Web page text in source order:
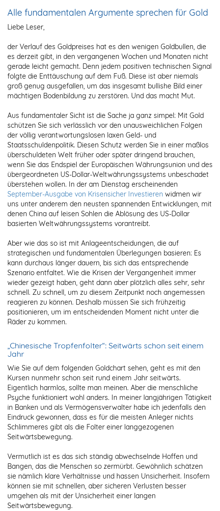
Alle fundamentalen Argumente sprechen für Gold
Liebe Leser,
der Verlauf des Goldpreises hat es den wenigen Goldbullen, die
es derzeit gibt, in den vergangenen Wochen und Monaten nicht
gerade leicht gemacht. Denn jedem positiven technischen Signal
folgte die Enttäuschung auf dem Fuß. Diese ist aber niemals
groß genug ausgefallen, um das insgesamt bullishe Bild einer
mächtigen Bodenbildung zu zerstören. Und das macht Mut.
Aus fundamentaler Sicht ist die Sache ja ganz simpel: Mit Gold
schützen Sie sich verlässlich vor den unausweichlichen Folgen
der völlig verantwortungslosen laxen Geld- und
Staatsschuldenpolitik. Diesen Schutz werden Sie in einer maßlos
überschuldeten Welt früher oder später dringend brauchen,
wenn Sie das Endspiel der Europäischen Währungsunion und des
übergeordneten US-Dollar-Weltwährungssystems unbeschadet
überstehen wollen. In der am Dienstag erscheinenden
September-Ausgabe von Krisensicher Investieren widmen wir
uns unter anderem den neusten spannenden Entwicklungen, mit
denen China auf leisen Sohlen die Ablösung des US-Dollar
basierten Weltwährungssystems vorantreibt.
Aber wie das so ist mit Anlageentscheidungen, die auf
strategischen und fundamentalen Überlegungen basieren: Es
kann durchaus länger dauern, bis sich das entsprechende
Szenario entfaltet. Wie die Krisen der Vergangenheit immer
wieder gezeigt haben, geht dann aber plötzlich alles sehr, sehr
schnell. Zu schnell, um zu diesem Zeitpunkt noch angemessen
reagieren zu können. Deshalb müssen Sie sich frühzeitig
positionieren, um im entscheidenden Moment nicht unter die
Räder zu kommen.
„Chinesische Tropfenfolter“: Seitwärts schon seit einem
Jahr
Wie Sie auf dem folgenden Goldchart sehen, geht es mit den
Kursen nunmehr schon seit rund einem Jahr seitwärts.
Eigentlich harmlos, sollte man meinen. Aber die menschliche
Psyche funktioniert wohl anders. In meiner langjährigen Tätigkeit
in Banken und als Vermögensverwalter habe ich jedenfalls den
Eindruck gewonnen, dass es für die meisten Anleger nichts
Schlimmeres gibt als die Folter einer langgezogenen
Seitwärtsbewegung.
Vermutlich ist es das sich ständig abwechselnde Hoffen und
Bangen, das die Menschen so zermürbt. Gewöhnlich schätzen
sie nämlich klare Verhältnisse und hassen Unsicherheit. Insofern
können sie mit schnellen, aber sicheren Verlusten besser
umgehen als mit der Unsicherheit einer langen
Seitwärtsbewegung.